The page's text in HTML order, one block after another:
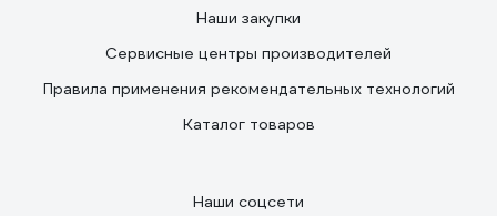
Наши закупки
Сервисные центры производителей
Правила применения рекомендательных технологий
Каталог товаров
Наши соцсети